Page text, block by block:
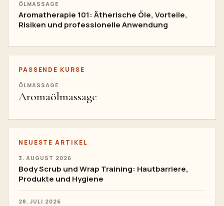
ÖLMASSAGE
Aromatherapie 101: Ätherische Öle, Vorteile,
Risiken und professionelle Anwendung
PASSENDE KURSE
ÖLMASSAGE
Aromaölmassage
NEUESTE ARTIKEL
3. AUGUST 2026
Body Scrub und Wrap Training: Hautbarriere,
Produkte und Hygiene
28. JULI 2026